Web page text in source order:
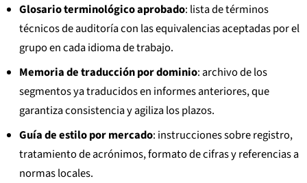
Glosario terminológico aprobado: lista de términos
técnicos de auditoría con las equivalencias aceptadas por el
grupo en cada idioma de trabajo.
Memoria de traducción por dominio: archivo de los
segmentos ya traducidos en informes anteriores, que
garantiza consistencia y agiliza los plazos.
Guía de estilo por mercado: instrucciones sobre registro,
tratamiento de acrónimos, formato de cifras y referencias a
normas locales.